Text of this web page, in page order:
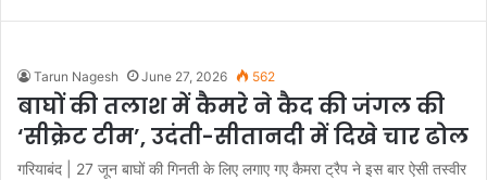
Tarun Nagesh June 27, 2026 562
बाघों की तलाश में कैमरे ने कैद की जंगल की
‘सीक्रेट टीम’, उदंती-सीतानदी में दिखे चार ढोल
गरियाबंद | 27 जून बाघों की गिनती के लिए लगाए गए कैमरा ट्रैप ने इस बार ऐसी तस्वीर